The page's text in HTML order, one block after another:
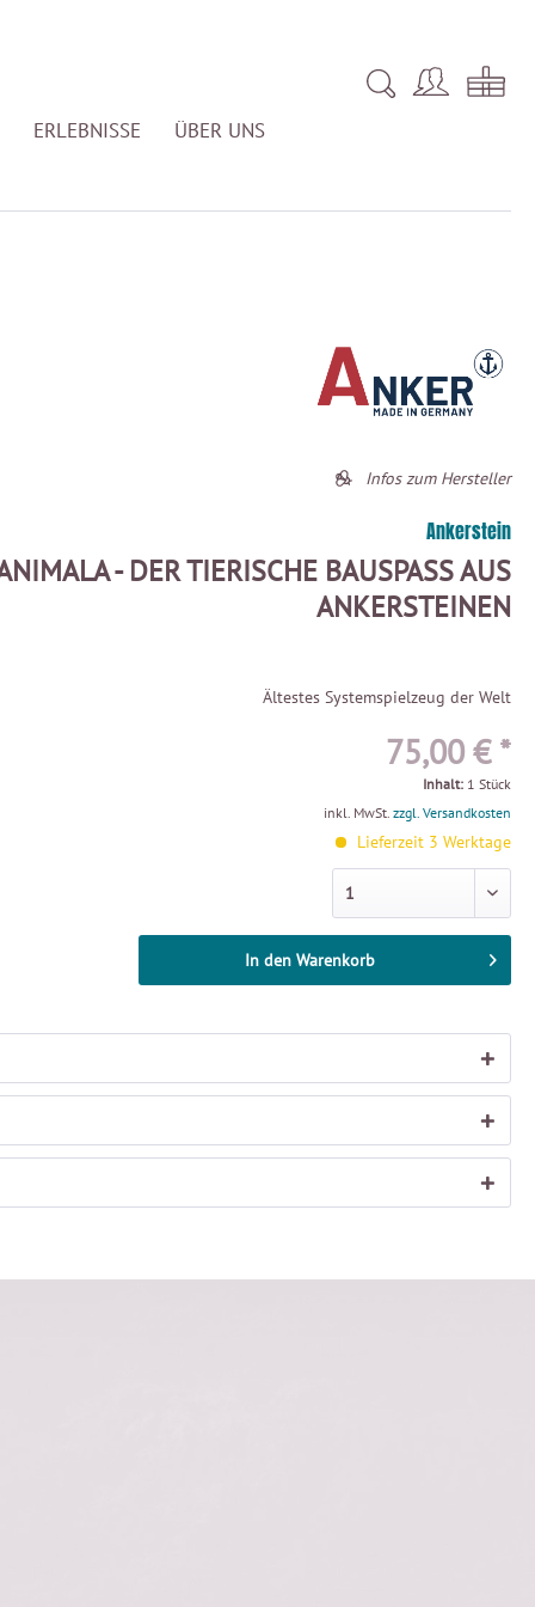
ERLEBNISSE ÜBER UNS
Infos zum Hersteller
Ankerstein
- DER TIERISCHE BAUSPASS AUS A
NKERSTEINEN
Ältestes Systemspielzeug der Welt
75,00 € *
Inhalt: 1 Stück
inkl. MwSt. zzgl. Versandkosten
Lieferzeit 3 Werktage
In den Warenkorb